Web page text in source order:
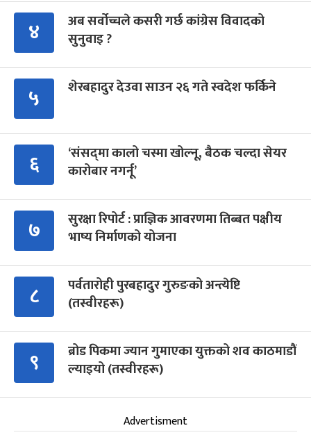
४
अब सर्वोच्चले कसरी गर्छ कांग्रेस विवादको
सुनुवाइ ?
५ शेरबहादुर देउवा साउन २६ गते स्वदेश फर्किने
६
‘संसद्‍मा कालो चस्मा खोल्नू, बैठक चल्दा सेयर
कारोबार नगर्नू’
७
सुरक्षा रिपोर्ट : प्राज्ञिक आवरणमा तिब्बत पक्षीय
भाष्य निर्माणको योजना
८
पर्वतारोही पुरबहादुर गुरुङको अन्त्येष्टि
(तस्वीरहरू)
९
ब्रोड पिकमा ज्यान गुमाएका युक्तको शव काठमाडौं
ल्याइयो (तस्वीरहरू)
Advertisment